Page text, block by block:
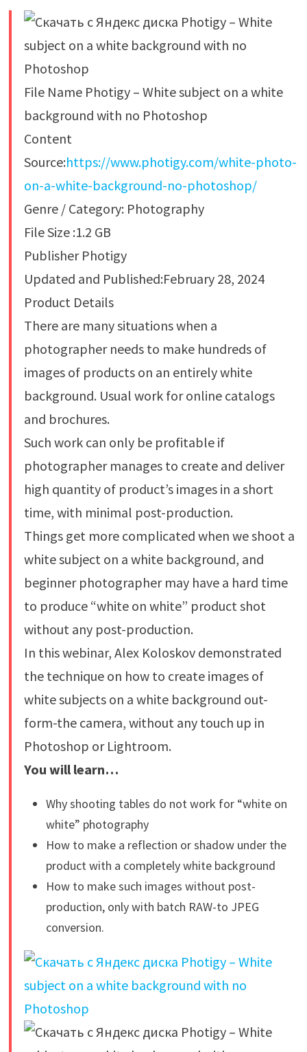
File Name Photigy – White subject on a white
background with no Photoshop
Content
Source:https://www.photigy.com/white-photo-
on-a-white-background-no-photoshop/
Genre / Category: Photography
File Size :1.2 GB
Publisher Photigy
Updated and Published:February 28, 2024
Product Details
There are many situations when a
photographer needs to make hundreds of
images of products on an entirely white
background. Usual work for online catalogs
and brochures.
Such work can only be profitable if
photographer manages to create and deliver
high quantity of product’s images in a short
time, with minimal post-production.
Things get more complicated when we shoot a
white subject on a white background, and
beginner photographer may have a hard time
to produce “white on white” product shot
without any post-production.
In this webinar, Alex Koloskov demonstrated
the technique on how to create images of
white subjects on a white background out-
form-the camera, without any touch up in
Photoshop or Lightroom.
You will learn…
Why shooting tables do not work for “white on
white” photography
How to make a reflection or shadow under the
product with a completely white background
How to make such images without post-
production, only with batch RAW-to JPEG
conversion.